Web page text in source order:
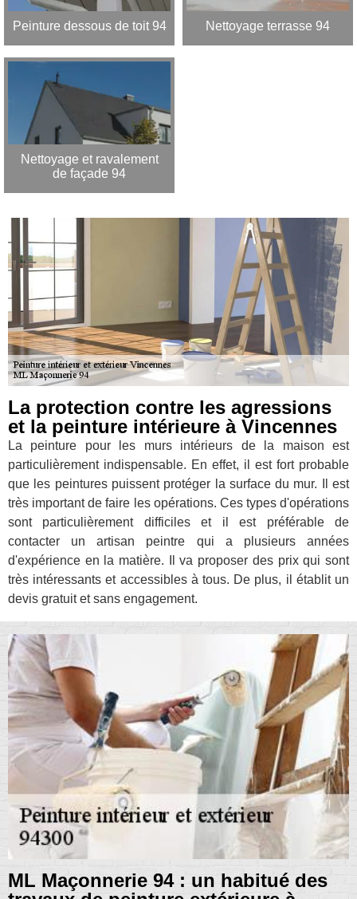
Peinture dessous de toit 94 Nettoyage terrasse 94
Nettoyage et ravalement
de façade 94
La protection contre les agressions
et la peinture intérieure à Vincennes
La peinture pour les murs intérieurs de la maison est
particulièrement indispensable. En effet, il est fort probable
que les peintures puissent protéger la surface du mur. Il est
très important de faire les opérations. Ces types d'opérations
sont particulièrement difficiles et il est préférable de
contacter un artisan peintre qui a plusieurs années
d'expérience en la matière. Il va proposer des prix qui sont
très intéressants et accessibles à tous. De plus, il établit un
devis gratuit et sans engagement.
ML Maçonnerie 94 : un habitué des